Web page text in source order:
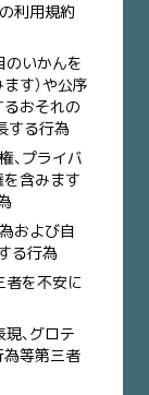
利用規約
のいかんを
す）や公序
るおそれの
する行為
、プライバ
を含みます
および自
る行為
者を不安に
、グロテ
為等第三者